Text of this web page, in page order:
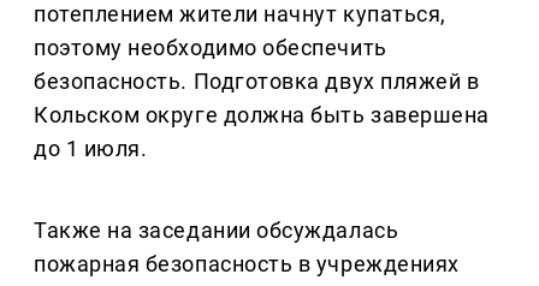
потеплением жители начнут купаться,
поэтому необходимо обеспечить
безопасность. Подготовка двух пляжей в
Кольском округе должна быть завершена
до 1 июля.
Также на заседании обсуждалась
пожарная безопасность в учреждениях